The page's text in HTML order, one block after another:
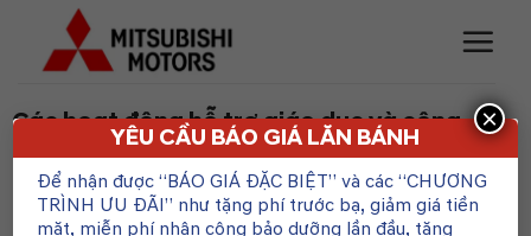
content
Các hoạt động hỗ trợ giáo dục và cộng
đồng trong Quý I/2026
POSTED ON29 THÁNG 4, 2026BYADMIN
YÊU CẦU BÁO GIÁ LĂN BÁNH
Để nhận được “BÁO GIÁ ĐẶC BIỆT” và các “CHƯƠNG
TRÌNH ƯU ĐÃI” như tặng phí trước bạ, giảm giá tiền
mặt, miễn phí nhân công bảo dưỡng lần đầu, tặng
×